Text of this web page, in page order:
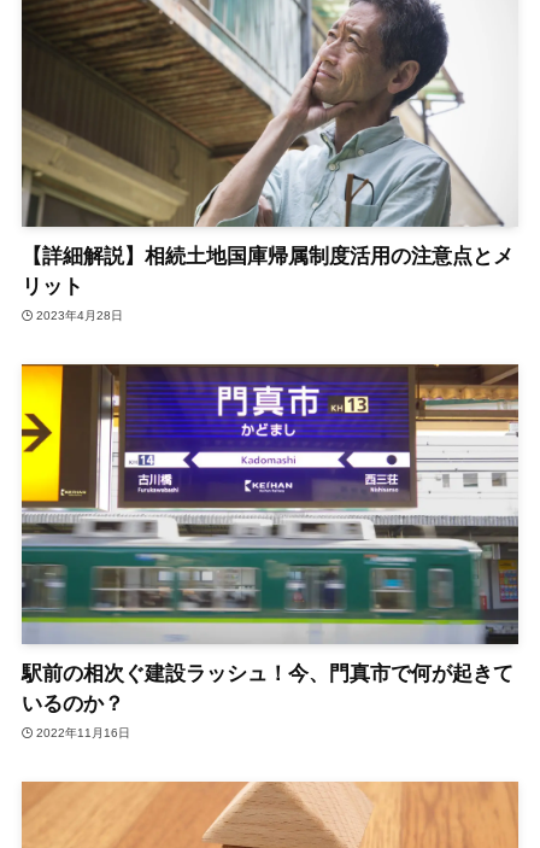
【詳細解説】相続土地国庫帰属制度活用の注意点とメ
リット
2023年4月28日
駅前の相次ぐ建設ラッシュ！今、門真市で何が起きて
いるのか？
2022年11月16日